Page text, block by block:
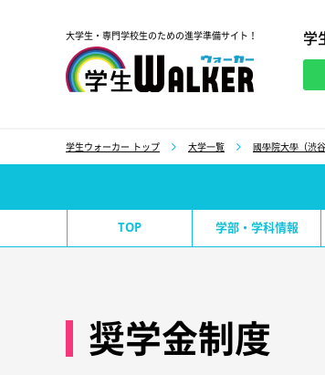
大学生・専門学校生のための進学準備サイト！ 学
学生ウォーカー トップ 大学一覧 國學院大學（渋
TOP 学部・学科情報
奨学金制度